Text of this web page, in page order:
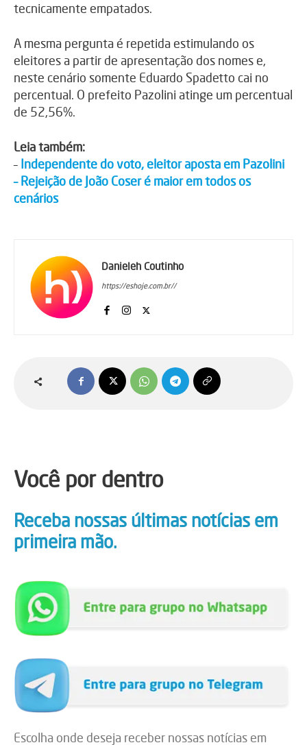
tecnicamente empatados.
A mesma pergunta é repetida estimulando os
eleitores a partir de apresentação dos nomes e,
neste cenário somente Eduardo Spadetto cai no
percentual. O prefeito Pazolini atinge um percentual
de 52,56%.
Leia também:
– Independente do voto, eleitor aposta em Pazolini
– Rejeição de João Coser é maior em todos os
cenários
Danieleh Coutinho
https://eshoje.com.br//
Você por dentro
Receba nossas últimas notícias em
primeira mão.
Escolha onde deseja receber nossas notícias em